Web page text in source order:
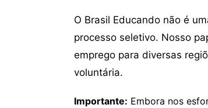
O Brasil Educando não é
processo seletivo. Nosso
emprego para diversas
voluntária.
Importante: Embora nos